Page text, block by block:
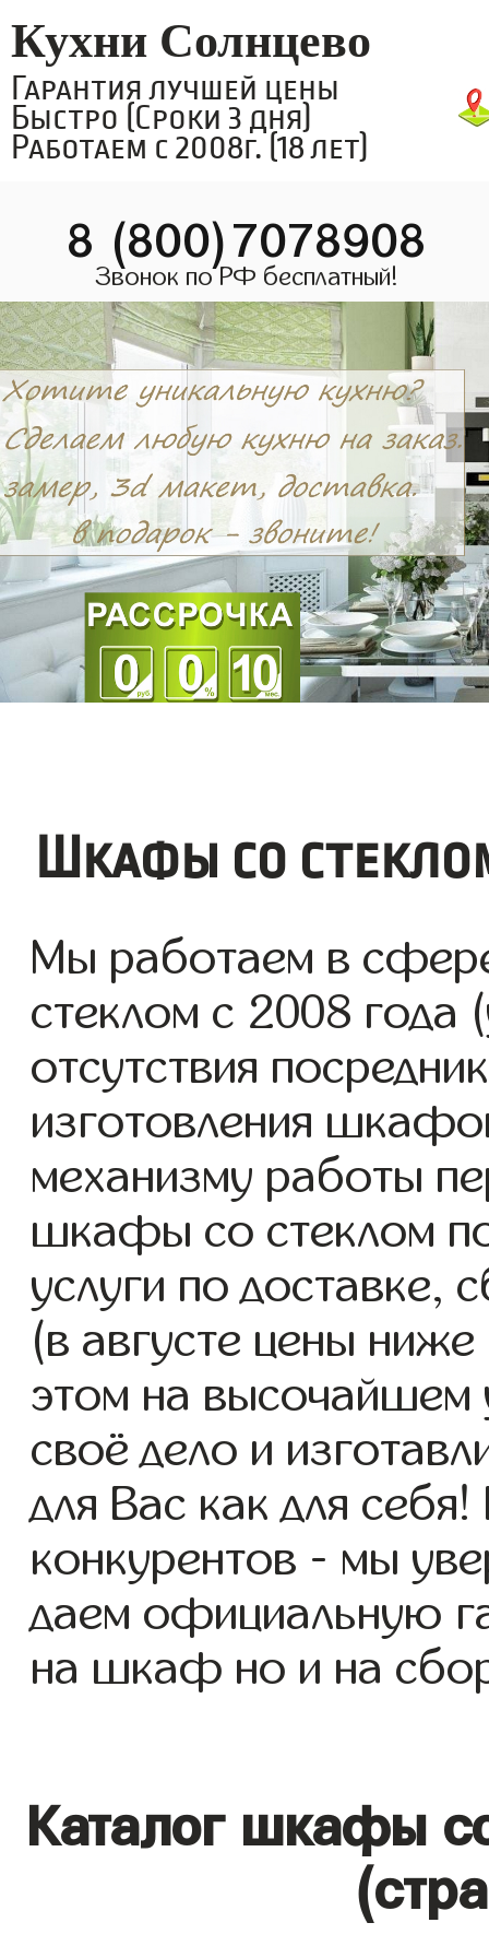
Кухни Солнцево
Гарантия лучшей цены
Быстро (Сроки 3 дня)
Работаем с 2008г. (18 лет)
8 (800)7078908
Звонок по РФ бесплатный!
Шкафы со
Мы работаем в
стеклом с 2008 года
отсутствия
изготовления
механизму работы
шкафы со стеклом
услуги по доставке,
(в августе цены
этом на
своё дело и
для Вас как для
конкурентов - мы
даем официальную
на шкаф но и на
Каталог шкафы